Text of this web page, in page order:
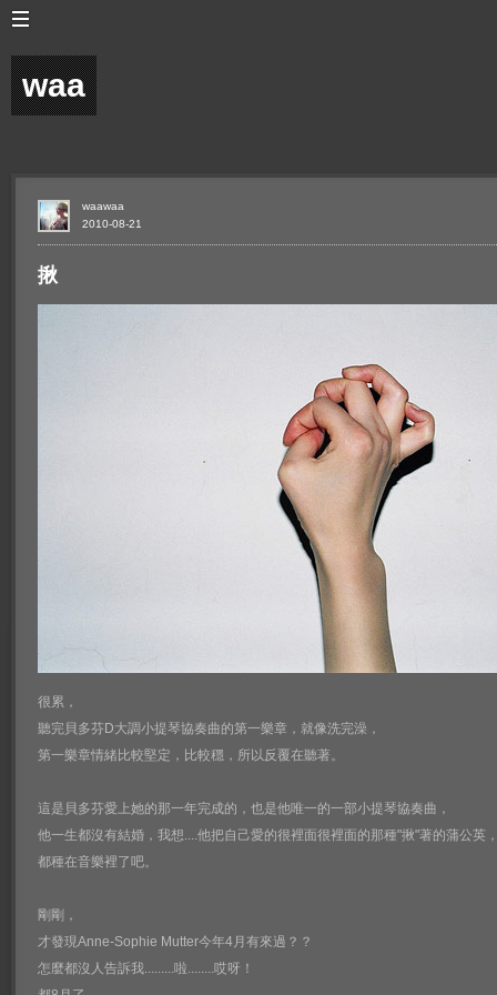
waa
揪
很累，
聽完貝多芬D大調小提琴協奏曲的第一樂章，就像洗完澡，
第一樂章情緒比較堅定，比較穩，所以反覆在聽著。
這是貝多芬愛上她的那一年完成的，也是他唯一的一部小提琴協奏曲，
他一生都沒有結婚，我想....他把自己愛的很裡面很裡面的那種"揪"著的蒲公英
都種在音樂裡了吧。
剛剛，
才發現Anne-Sophie Mutter今年4月有來過？？
怎麼都沒人告訴我.........啦........哎呀！
2010-08-21
waawaa